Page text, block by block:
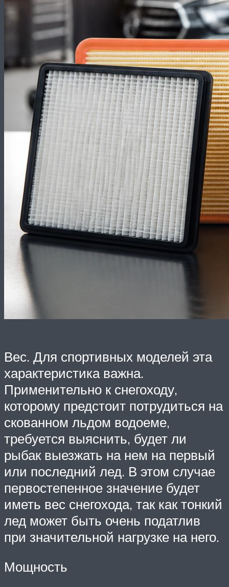
Вес. Для спортивных моделей эта
характеристика важна.
Применительно к снегоходу,
которому предстоит потрудиться на
скованном льдом водоеме,
требуется выяснить, будет ли
рыбак выезжать на нем на первый
или последний лед. В этом случае
первостепенное значение будет
иметь вес снегохода, так как тонкий
лед может быть очень податлив
при значительной нагрузке на него.
Мощность